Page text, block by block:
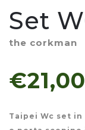
Set
the corkman
€21,00
Taipei Wc set